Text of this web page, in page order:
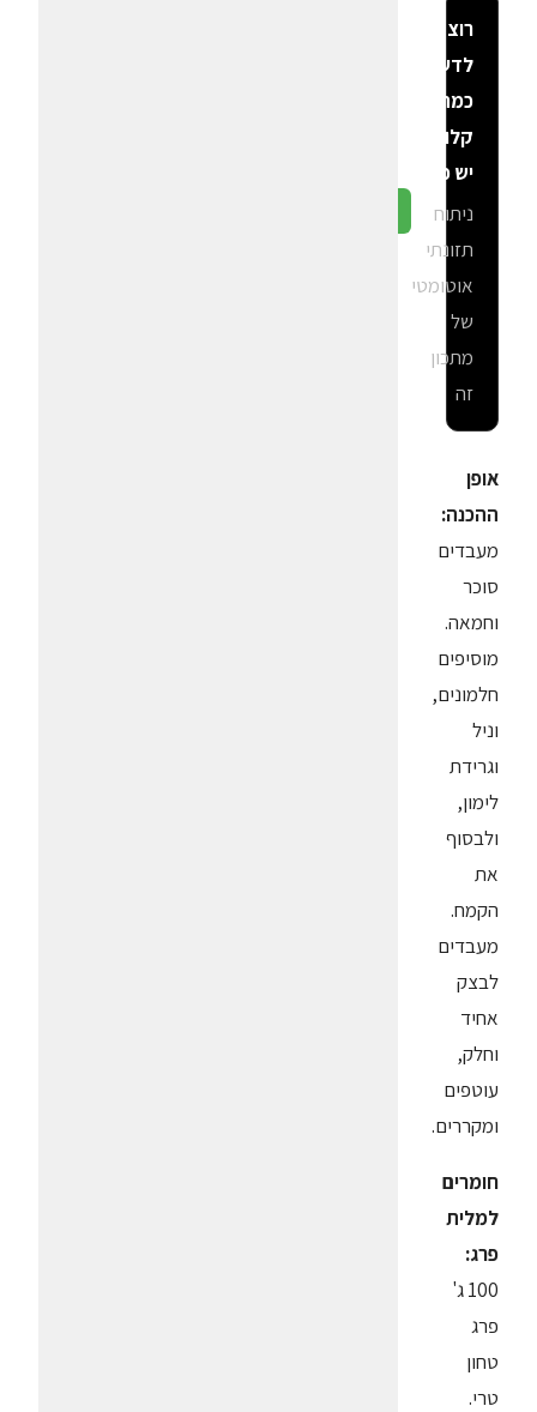
רוצה
לדעת
כמה
קלוריות
יש פה?
ניתוח
תזונתי
אוטומטי
של
מתכון
זה
אופן
ההכנה:
מעבדים
סוכר
וחמאה.
מוסיפים
חלמונים,
וניל
וגרידת
לימון,
ולבסוף
את
הקמח.
מעבדים
לבצק
אחיד
וחלק,
עוטפים
ומקררים.
חומרים
למלית
פרג:
100 ג'
פרג
טחון
טרי.